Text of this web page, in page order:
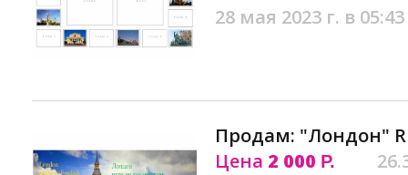
28 мая 2023 г. в 05:43
Продам: "Лондон"
Цена 2 000 Р.